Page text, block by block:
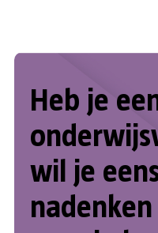
Heb je
wil je